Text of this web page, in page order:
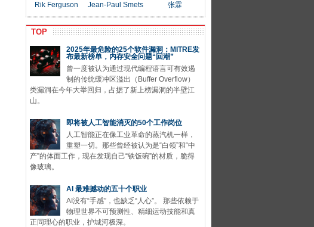
Rik Ferguson Jean-Paul Smets 张霖
TOP
2025年最危险的25个软件漏洞：MITRE发
布最新榜单，内存安全问题“回潮”
曾一度被认为通过现代编程语言可有效遏
制的传统缓冲区溢出（Buffer Overflow）
类漏洞在今年大举回归，占据了新上榜漏洞的半壁江
山。
即将被人工智能消灭的50个工作岗位
人工智能正在像工业革命的蒸汽机一样，
重塑一切。那些曾经被认为是“白领”和“中
产”的体面工作，现在发现自己“铁饭碗”的材质，脆得
像玻璃。
AI 最难撼动的五十个职业
AI没有“手感”，也缺乏“人心”。 那些依赖于
物理世界不可预测性、精细运动技能和真
正同理心的职业，护城河极深。